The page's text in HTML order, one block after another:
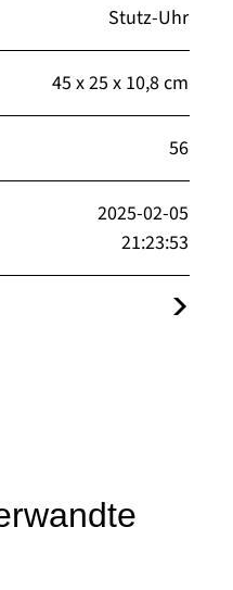
Stutz-Uhr
45 x 25 x 10,8 cm
56
2025-02-05
21:23:53